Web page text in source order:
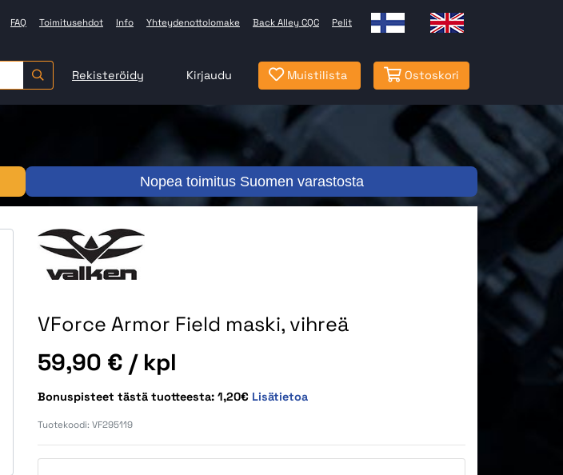
FAQ Toimitusehdot Info Yhteydenottolomake Back Alley CQC Pelit
Rekisteröidy Kirjaudu Muistilista Ostoskori
Nopea toimitus Suomen varastosta
VForce Armor Field maski, vihreä
Hinta
59,90 € / kpl
Bonuspisteet tästä tuotteesta: 1,20€ Lisätietoa
Tuotekoodi: VF295119